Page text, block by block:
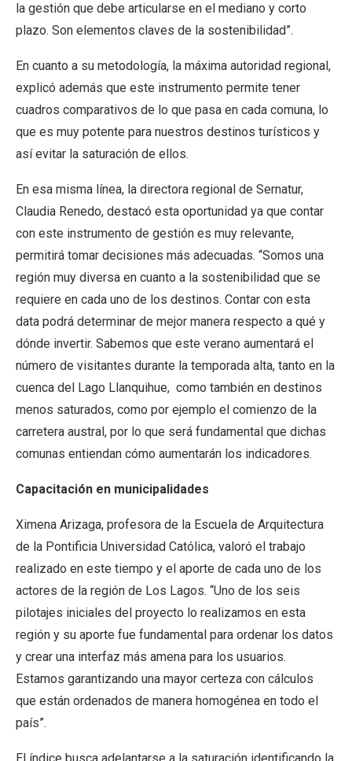
la gestión que debe articularse en el mediano y corto
plazo. Son elementos claves de la sostenibilidad”.
En cuanto a su metodología, la máxima autoridad regional,
explicó además que este instrumento permite tener
cuadros comparativos de lo que pasa en cada comuna, lo
que es muy potente para nuestros destinos turísticos y
así evitar la saturación de ellos.
En esa misma línea, la directora regional de Sernatur,
Claudia Renedo, destacó esta oportunidad ya que contar
con este instrumento de gestión es muy relevante,
permitirá tomar decisiones más adecuadas. “Somos una
región muy diversa en cuanto a la sostenibilidad que se
requiere en cada uno de los destinos. Contar con esta
data podrá determinar de mejor manera respecto a qué y
dónde invertir. Sabemos que este verano aumentará el
número de visitantes durante la temporada alta, tanto en la
cuenca del Lago Llanquihue, como también en destinos
menos saturados, como por ejemplo el comienzo de la
carretera austral, por lo que será fundamental que dichas
comunas entiendan cómo aumentarán los indicadores.
Capacitación en municipalidades
Ximena Arizaga, profesora de la Escuela de Arquitectura
de la Pontificia Universidad Católica, valoró el trabajo
realizado en este tiempo y el aporte de cada uno de los
actores de la región de Los Lagos. “Uno de los seis
pilotajes iniciales del proyecto lo realizamos en esta
región y su aporte fue fundamental para ordenar los datos
y crear una interfaz más amena para los usuarios.
Estamos garantizando una mayor certeza con cálculos
que están ordenados de manera homogénea en todo el
país”.